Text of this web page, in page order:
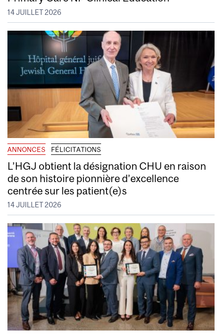
14 JUILLET 2026
ANNONCES FÉLICITATIONS
L’HGJ obtient la désignation CHU en raison
de son histoire pionnière d’excellence
centrée sur les patient(e)s
14 JUILLET 2026